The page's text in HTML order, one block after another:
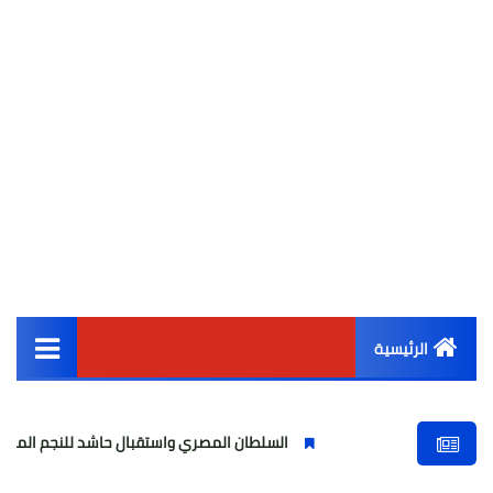
الرئيسية
أخبار مصر
السلطان المصري واستقبال حاشد للنجم المصري